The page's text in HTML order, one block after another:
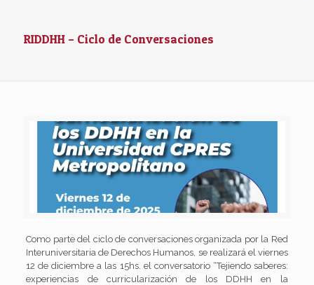
RIDDHH – Ciclo de Conversaciones
Como parte del ciclo de conversaciones organizada por la Red
Interuniversitaria de Derechos Humanos, se realizará el viernes
12 de diciembre a las 15hs. el conversatorio “Tejiendo saberes:
experiencias de curricularización de los DDHH en la